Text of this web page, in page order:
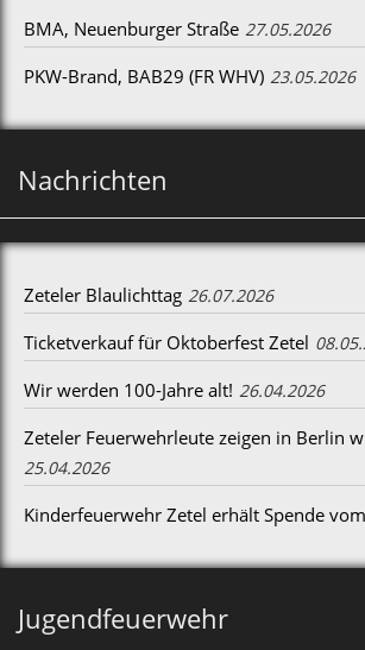
BMA, Neuenburger Straße 27.05.2026
PKW-Brand, BAB29 (FR WHV) 23.05.2026
Nachrichten
Zeteler Blaulichttag 26.07.2026
Ticketverkauf für Oktoberfest Zetel
Wir werden 100-Jahre alt! 26.04.2026
Zeteler Feuerwehrleute zeigen in Berlin
25.04.2026
Kinderfeuerwehr Zetel erhält Spende
Jugendfeuerwehr